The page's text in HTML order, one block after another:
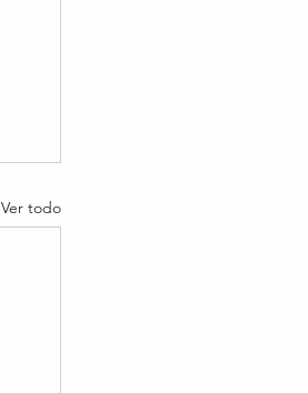
Ver todo